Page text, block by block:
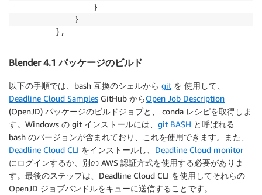
Blender 4.1 パッケージのビルド
以下の手順では、bash 互換のシェルから git を 使用して、
Deadline Cloud Samples GitHub からOpen Job Description
(OpenJD) パッケージのビルドジョブと、 conda レシピを取得しま
す。Windows の git インストールには、 git BASH と呼ばれる
bash のバージョンが含まれており、これを使用できます。また、
Deadline Cloud CLI をインストールし、 Deadline Cloud monitor
にログインするか、別の AWS 認証方式を使用する必要がありま
す。最後のステップは、Deadline Cloud CLI を使用してそれらの
OpenJD ジョブバンドルをキューに送信することです。